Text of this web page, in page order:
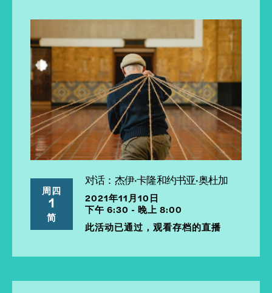
周四
1
简
对话：杰伊·卡隆和约书亚·奥杜加
2021年11月10日
下午 6:30 - 晚上 8:00
此活动已通过，观看存档的直播